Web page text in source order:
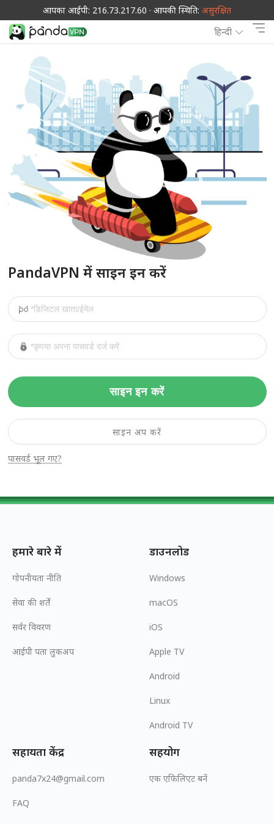
आपका आईपी: 216.73.217.60 · आपकी स्थिति: असुरक्षित
हिन्दी
PandaVPN में साइन इन करें
साइन इन करें
पासवर्ड भूल गए?
साइन अप करें
हमारे बारे में
गोपनीयता नीति
सेवा की शर्तें
सर्वर विवरण
आईपी पता लुकअप
डाउनलोड
Windows
macOS
iOS
Apple TV
Android
Linux
Android TV
सहायता केंद्र
panda7x24@gmail.com
FAQ
सहयोग
एक एफिलिएट बनें